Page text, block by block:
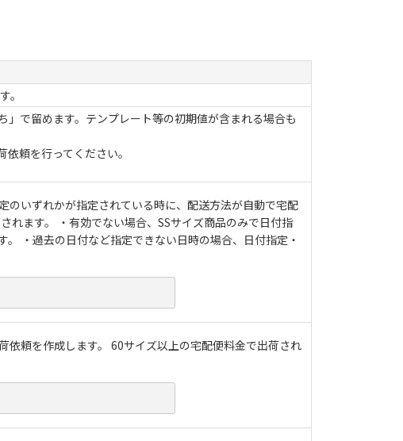
。
で留めます。テンプレート等の初期値が含まれる場合も
頼を行ってください。
のいずれかが指定されている時に、配送方法が自動で宅配
れます。 ・有効でない場合、SSサイズ商品のみで日付指
・過去の日付など指定できない日時の場合、日付指定・
依頼を作成します。 60サイズ以上の宅配便料金で出荷され